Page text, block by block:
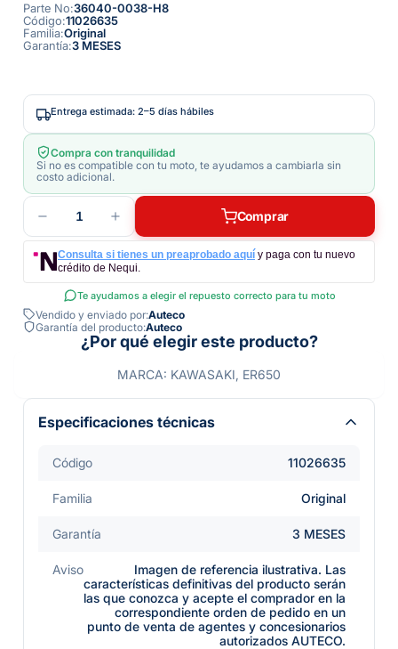
Parte No:36040-0038-H8
Código:11026635
Familia:Original
Garantía:3 MESES
Entrega estimada: 2–5 días hábiles
Compra con tranquilidad
Si no es compatible con tu moto, te ayudamos a cambiarla sin
costo adicional.
1 Comprar
Consulta si tienes un preaprobado aquí y paga con tu nuevo
crédito de Nequi.
Te ayudamos a elegir el repuesto correcto para tu moto
Vendido y enviado por:Auteco
Garantía del producto:Auteco
¿Por qué elegir este producto?
MARCA: KAWASAKI, ER650
Especificaciones técnicas
Código 11026635
Familia Original
Garantía 3 MESES
Aviso
Imagen de referencia ilustrativa. Las
características definitivas del producto serán
las que conozca y acepte el comprador en la
correspondiente orden de pedido en un
punto de venta de agentes y concesionarios
autorizados AUTECO.